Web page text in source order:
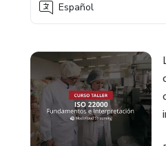
Español